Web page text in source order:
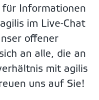
Informationen
im Live-Chat
offener
an alle, die an
mit agilis
uns auf Sie!